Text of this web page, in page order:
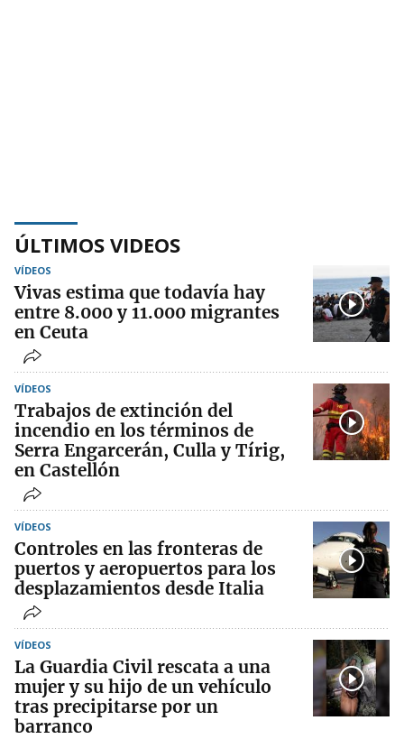
ÚLTIMOS VIDEOS
VÍDEOS
Vivas estima que todavía hay
entre 8.000 y 11.000 migrantes
en Ceuta
VÍDEOS
Trabajos de extinción del
incendio en los términos de
Serra Engarcerán, Culla y Tírig,
en Castellón
VÍDEOS
Controles en las fronteras de
puertos y aeropuertos para los
desplazamientos desde Italia
VÍDEOS
La Guardia Civil rescata a una
mujer y su hijo de un vehículo
tras precipitarse por un
barranco